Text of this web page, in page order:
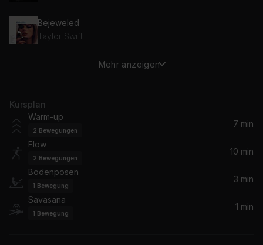
Bejeweled
Taylor Swift
Budapest
George Ezra
7 Years
Lukas Graham
ocean eyes
Billie Eilish
Mehr anzeigen
Kursplan
Warm-up
2 Bewegungen
7 min
Flow
2 Bewegungen
10 min
Bodenposen
1 Bewegung
3 min
Savasana
1 Bewegung
1 min